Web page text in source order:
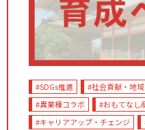
#SDGs推進 #社会貢献・地
#異業種コラボ
#おもてなし
#キャリアアップ・チェンジ